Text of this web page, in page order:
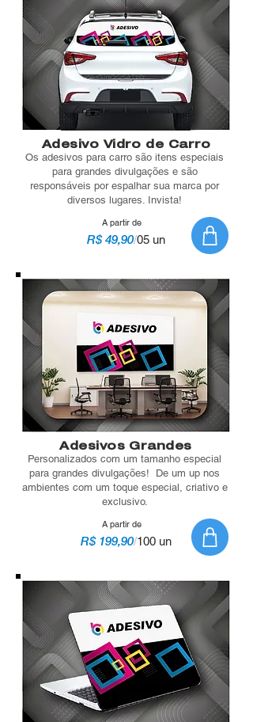
Adesivo Vidro de Carro
Os adesivos para carro são itens especiais
para grandes divulgações e são
responsáveis por espalhar sua marca por
diversos lugares. Invista!
A partir de
R$ 49,90/05 un
Adesivos Grandes
Personalizados com um tamanho especial
para grandes divulgações! De um up nos
ambientes com um toque especial, criativo e
exclusivo.
A partir de
R$ 199,90/100 un